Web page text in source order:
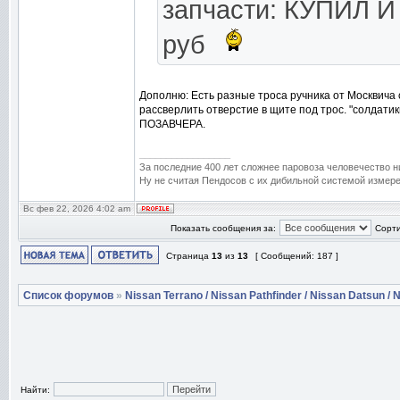
запчасти: КУПИЛ
руб
Дополню: Есть разные троса ручника от
рассверлить отверстие в щите под трос.
ПОЗАВЧЕРА.
За последние 400 лет сложнее паровоза человечество
Ну не считая Пендосов с их дибильной системой
Вс фев 22, 2026 4:02 am
Показать сообщения за:
Страница 13 из 13 [ Сообщений: 187 ]
Список форумов » Nissan Terrano / Nissan Pathfinder / Nissan Datsun /
Найти: